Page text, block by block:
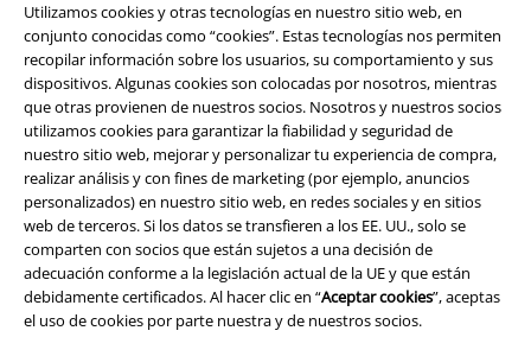
Utilizamos cookies y otras tecnologías en nuestro sitio web, en
conjunto conocidas como “cookies”. Estas tecnologías nos permiten
recopilar información sobre los usuarios, su comportamiento y sus
dispositivos. Algunas cookies son colocadas por nosotros, mientras
que otras provienen de nuestros socios. Nosotros y nuestros socios
utilizamos cookies para garantizar la fiabilidad y seguridad de
nuestro sitio web, mejorar y personalizar tu experiencia de compra,
realizar análisis y con fines de marketing (por ejemplo, anuncios
personalizados) en nuestro sitio web, en redes sociales y en sitios
web de terceros. Si los datos se transfieren a los EE. UU., solo se
comparten con socios que están sujetos a una decisión de
adecuación conforme a la legislación actual de la UE y que están
debidamente certificados. Al hacer clic en “Aceptar cookies”, aceptas
el uso de cookies por parte nuestra y de nuestros socios.
Legal
Términos y Condiciones
Aviso Legal
Ley protección de datos
Eliminación de residuos y protección del medioambiente
Declaración de Conformidad